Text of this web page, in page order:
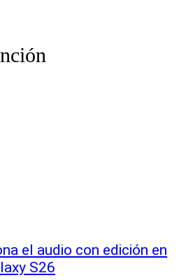
el audio con edición en
S26